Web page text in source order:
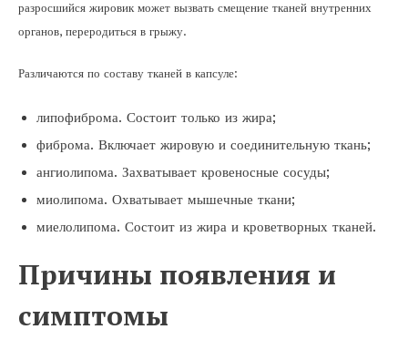
разросшийся жировик может вызвать смещение тканей внутренних
органов, переродиться в грыжу.
Различаются по составу тканей в капсуле:
липофиброма. Состоит только из жира;
фиброма. Включает жировую и соединительную ткань;
ангиолипома. Захватывает кровеносные сосуды;
миолипома. Охватывает мышечные ткани;
миелолипома. Состоит из жира и кроветворных тканей.
Причины появления и
симптомы